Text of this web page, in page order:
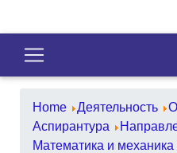
Home Деятельность
Аспирантура
Математика и механика